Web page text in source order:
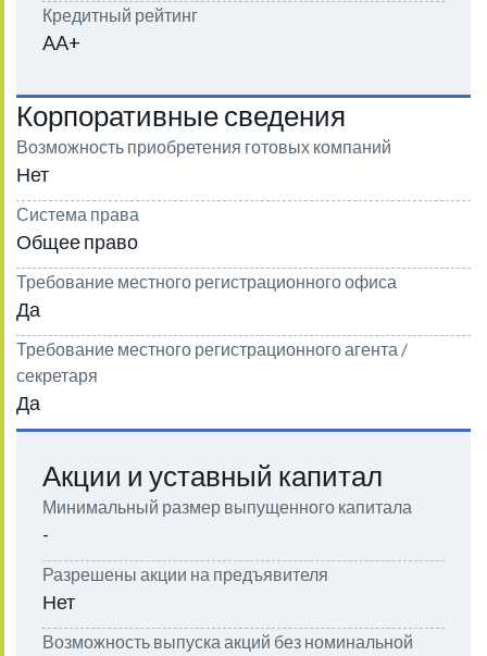
Кредитный рейтинг
AA+
Корпоративные сведения
Возможность приобретения готовых компаний
Нет
Система права
Общее право
Требование местного регистрационного офиса
Да
Требование местного регистрационного агента /
секретаря
Да
Акции и уставный капитал
Минимальный размер выпущенного капитала
-
Разрешены акции на предъявителя
Нет
Возможность выпуска акций без номинальной